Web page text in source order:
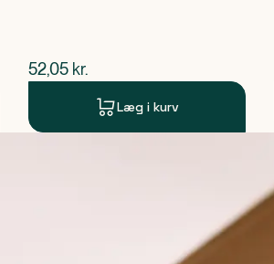
$nuværende pris
52,05 kr.
Læg i kurv